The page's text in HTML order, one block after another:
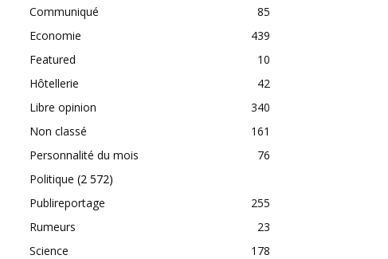
Communiqué
85
Economie
439
Featured
10
Hôtellerie
42
Libre opinion
340
Non classé
161
Personnalité du mois
76
Politique (2 572)
Publireportage
255
Rumeurs
23
Science
178